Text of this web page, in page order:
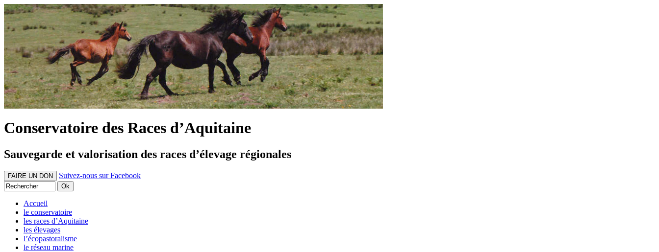
Conservatoire des Races d’Aquitaine
Sauvegarde et valorisation des races d’élevage régionales
FAIRE UN DON Suivez-nous sur Facebook
Accueil
le conservatoire
les races d’Aquitaine
les élevages
l’écopastoralisme
le réseau marine